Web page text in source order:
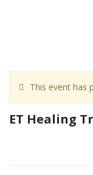
This event has
ET Healing